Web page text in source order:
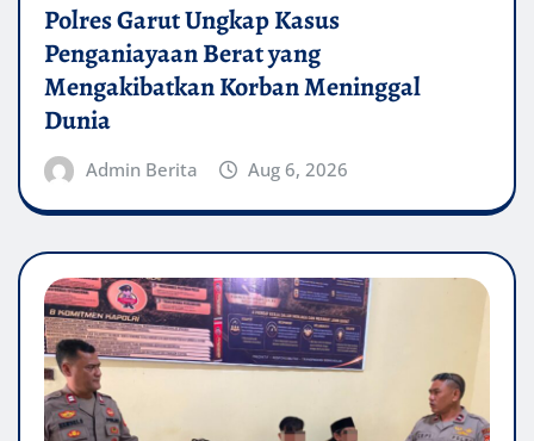
Polres Garut Ungkap Kasus
Penganiayaan Berat yang
Mengakibatkan Korban Meninggal
Dunia
Admin Berita Aug 6, 2026